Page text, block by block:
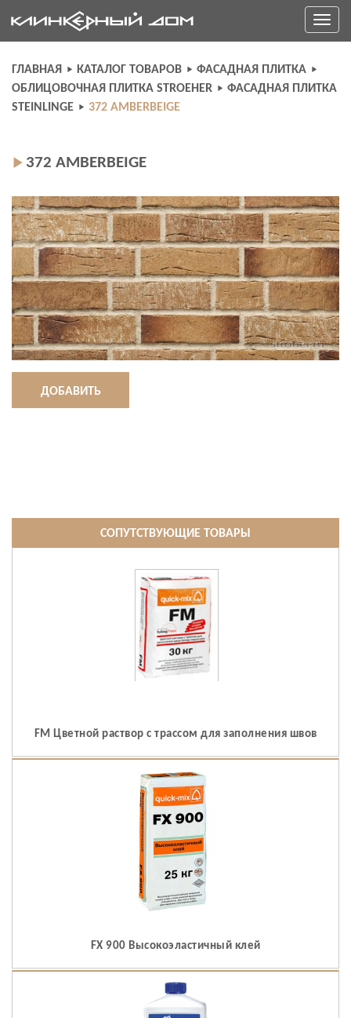
to
content
Toggle
ГЛАВНАЯ КАТАЛОГ ТОВАРОВ
ФАСАДНАЯ ПЛИТКА
ОБЛИЦОВОЧНАЯ ПЛИТКА STROEHER
ФАСАДНАЯ ПЛИТКА
STEINLINGE
372 AMBERBEIGE
372 AMBERBEIGE
ДОБАВИТЬ
СОПУТСТВУЮЩИЕ ТОВАРЫ
FM Цветной раствор с трассом для заполнения швов
FX 900 Высокоэластичный клей